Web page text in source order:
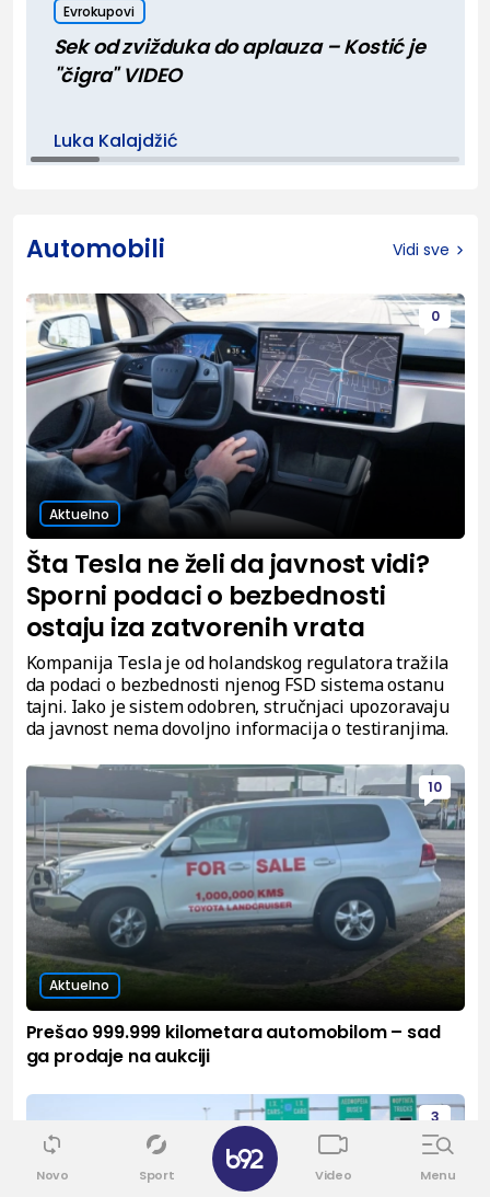
Evrokupovi
Sek od zvižduka do aplauza – Kostić je
"čigra" VIDEO
Luka Kalajdžić
Automobili Vidi sve
0
Aktuelno
Šta Tesla ne želi da javnost vidi?
Sporni podaci o bezbednosti
ostaju iza zatvorenih vrata
Kompanija Tesla je od holandskog regulatora tražila
da podaci o bezbednosti njenog FSD sistema ostanu
tajni. Iako je sistem odobren, stručnjaci upozoravaju
da javnost nema dovoljno informacija o testiranjima.
10
Aktuelno
Prešao 999.999 kilometara automobilom – sad
ga prodaje na aukciji
3
Novo Sport Video Menu